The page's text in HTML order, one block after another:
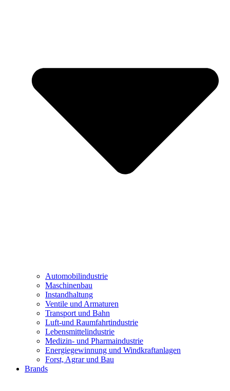
Automobilindustrie
Maschinenbau
Instandhaltung
Ventile und Armaturen
Transport und Bahn
Luft-und Raumfahrtindustrie
Lebensmittelindustrie
Medizin- und Pharmaindustrie
Energiegewinnung und Windkraftanlagen
Forst, Agrar und Bau
Brands